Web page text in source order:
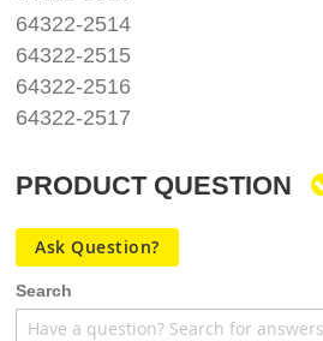
64322-2514
64322-2515
64322-2516
64322-2517
PRODUCT QUESTION
Ask Question?
Search